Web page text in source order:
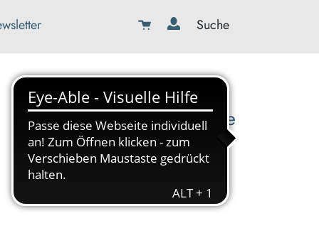
Suche
08179-423989-0
info@kbw-toelz-wor.de